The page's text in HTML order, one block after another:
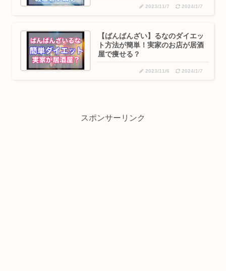
2023/11/7 2024/1/7
【ばんばんざい】るなのダイエッ
ト方法が簡単！実家のお店が居酒
屋で痩せる？
2023/11/6 2024/1/7
スポンサーリンク